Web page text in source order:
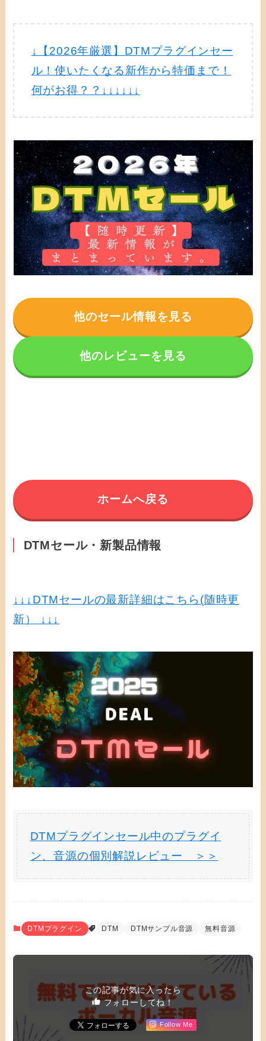
↓【2026年厳選】DTMプラグインセー
ル！使いたくなる新作から特価まで！
何がお得？？↓↓↓↓↓↓
他のセール情報を見る
他のレビューを見る
ホームへ戻る
DTMセール・新製品情報
↓↓↓ DTMセールの最新詳細はこちら(随時更
新） ↓↓↓
DTMプラグインセール中のプラグイ
ン、音源の個別解説レビュー ＞＞
DTMプラグイン DTM DTMサンプル音源 無料音源
この記事が気に入ったら
フォローしてね！
Follow Me